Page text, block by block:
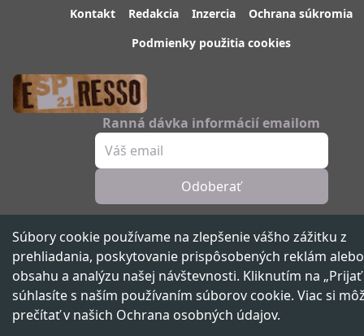
Súbory cookie používame na zlepšenie vášho zážitku z
prehliadania, poskytovanie prispôsobených reklám alebo
obsahu a analýzu našej návštevnosti. Kliknutím na „Prijať
súhlasíte s naším používaním súborov cookie. Viac si
prečítať v našich Ochrana osobných údajov.
Kontakt Redakcia Inzercia
Ochrana súkromia
Podmienky použitia cookies
Ranná dávka informácií emailom
Odoberať
Sledujte nás
Spravodajský portál 21. storočia ™ ©2026 Všetky práva vyhradené
VydávabeNOW media group,člen skupiny